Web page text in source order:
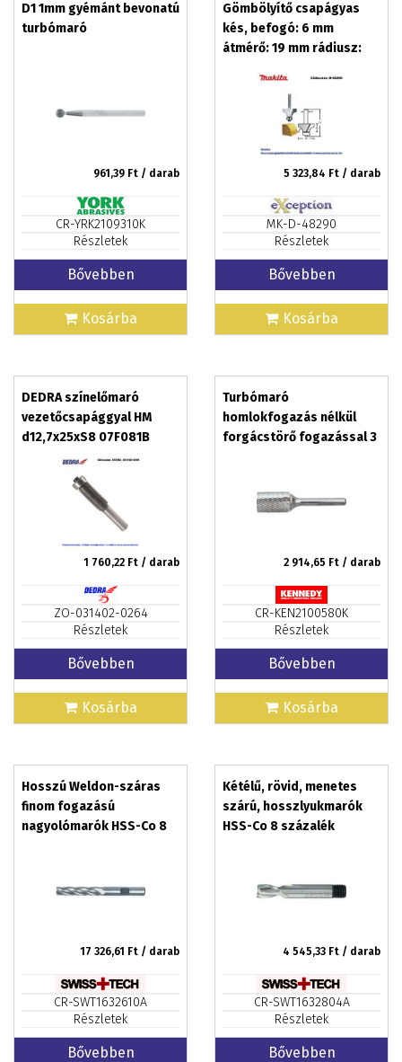
D1 1mm gyémánt bevonatú
turbómaró
961,39 Ft / darab
CR-YRK2109310K
Részletek
Bővebben
Kosárba
Gömbölyítő csapágyas
kés, befogó: 6 mm
átmérő: 19 mm rádiusz:
5 323,84 Ft / darab
MK-D-48290
Részletek
Bővebben
Kosárba
DEDRA színelőmaró
vezetőcsapággyal HM
d12,7x25xS8 07F081B
1 760,22 Ft / darab
ZO-031402-0264
Részletek
Bővebben
Kosárba
Turbómaró
homlokfogazás nélkül
forgácstörő fogazással 3
2 914,65 Ft / darab
CR-KEN2100580K
Részletek
Bővebben
Kosárba
Hosszú Weldon-száras
finom fogazású
nagyolómarók HSS-Co 8
17 326,61 Ft / darab
CR-SWT1632610A
Részletek
Bővebben
Kétélű, rövid, menetes
szárú, hosszlyukmarók
HSS-Co 8 százalék
4 545,33 Ft / darab
CR-SWT1632804A
Részletek
Bővebben